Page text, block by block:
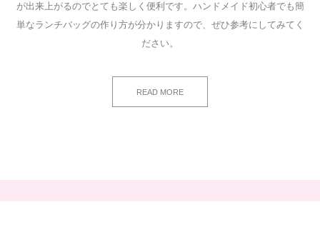
が出来上がるのでとても楽しく便利です。ハンドメイド初心者でも簡
単なランチバッグの作り方が分かりますので、ぜひ参考にしてみてく
ださい。
READ MORE